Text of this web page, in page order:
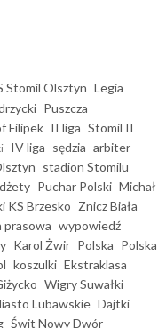
Stomil Olsztyn Legia
Puszcza
Filipek II liga Stomil II
IV liga sędzia arbiter
stadion Stomilu
Puchar Polski Michał
KS Brzesko Znicz Biała
prasowa wypowiedź
Karol Żwir Polska Polska
koszulki Ekstraklasa
Wigry Suwałki
Lubawskie Dajtki
Świt Nowy Dwór